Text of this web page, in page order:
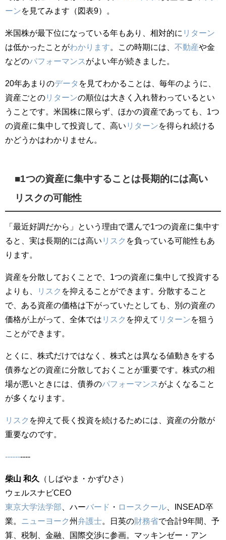
ーンを見てみます（図表9）。
米国株が最下位になっている年もあり、相対的に リターン
は低かったことがわかります。この時期には、 不動産や金
などのパフォーマンス がよい年が続きました。
20年あまりのデータ を見てわかることは、毎年のように、
資産ごとのリターンの順位は大きく入れ替わっているとい
うことです。米国株に限らず、ほかの資産であっても、1つ
の資産に集中して投資して、高い リターンを得られ続ける
かどうかはわかりません。
■1つの資産に集中することは長期的には高い
リスクの可能性
「最近好調だから」という理由で選んで1つの資産に集中す
ると、実は長期的には高い リスク を負っている可能性もあ
ります。
資産を分散しておくことで、1つの資産に集中して投資する
よりも、
リスク を抑えることができます。分散すること
で、ある資産の価格は下がっていたとしても、別の資産の
価格が上がって、全体では リスク を抑えて リターンを狙う
ことができます。
とくに、株式だけではなく、株式とは異なる値動きをする
債券などの資産に分散しておくことが重要です。株式の相
場が悪いときには、債券のパフォーマンス がよくなること
が多くなります。
リスク を抑えて長く投資を続けるためには、資産の分散が
重要なのです。
----------
柴山 和久
（しばやま・かずひさ）
ウェルスナビCEO
東京大学法学部 、ハーバード ・ ロース クール 、INSEAD卒
業。 ニューヨーク州弁護士。日英の財務省で合計9年間、予
算、税制、金融、国際交渉に参画。マッキンゼー・アン